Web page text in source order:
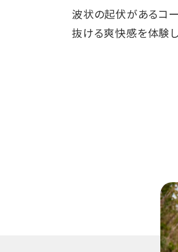
波状の起伏があるコ
抜ける爽快感を体験し